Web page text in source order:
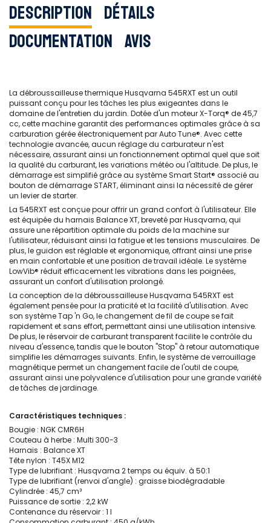
Description Détails
Documentation Avis
La débroussailleuse thermique Husqvarna 545RXT est un outil
puissant conçu pour les tâches les plus exigeantes dans le
domaine de l'entretien du jardin. Dotée d'un moteur X-Torq® de 45,7
cc, cette machine garantit des performances optimales grâce à sa
carburation gérée électroniquement par Auto Tune®. Avec cette
technologie avancée, aucun réglage du carburateur n'est
nécessaire, assurant ainsi un fonctionnement optimal quel que soit
la qualité du carburant, les variations météo ou l'altitude. De plus, le
démarrage est simplifié grâce au système Smart Start® associé au
bouton de démarrage START, éliminant ainsi la nécessité de gérer
un levier de starter.
La 545RXT est conçue pour offrir un grand confort à l'utilisateur. Elle
est équipée du harnais Balance XT, breveté par Husqvarna, qui
assure une répartition optimale du poids de la machine sur
l'utilisateur, réduisant ainsi la fatigue et les tensions musculaires. De
plus, le guidon est réglable et ergonomique, offrant ainsi une prise
en main confortable et une position de travail idéale. Le système
LowVib® réduit efficacement les vibrations dans les poignées,
assurant un confort d'utilisation prolongé.
La conception de la débroussailleuse Husqvarna 545RXT est
également pensée pour la praticité et la facilité d'utilisation. Avec
son système Tap 'n Go, le changement de fil de coupe se fait
rapidement et sans effort, permettant ainsi une utilisation intensive.
De plus, le réservoir de carburant transparent facilite le contrôle du
niveau d'essence, tandis que le bouton "Stop" à retour automatique
simplifie les démarrages suivants. Enfin, le système de verrouillage
magnétique permet un changement facile de l'outil de coupe,
assurant ainsi une polyvalence d'utilisation pour une grande variété
de tâches de jardinage.
Caractéristiques techniques :
Bougie : NGK CMR6H
Couteau à herbe : Multi 300-3
Harnais : Balance XT
Tête nylon : T45X M12
Type de lubrifiant : Husqvarna 2 temps ou équiv. à 50:1
Type de lubrifiant (renvoi d'angle) : graisse biodégradable
Cylindrée : 45,7 cm³
Puissance de sortie : 2,2 kW
Contenance du réservoir : 1 l